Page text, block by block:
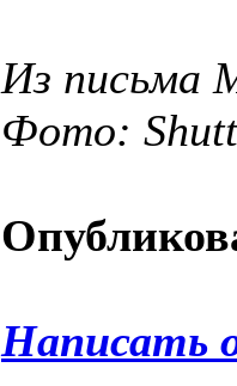
Из письма
Фото:
Написать